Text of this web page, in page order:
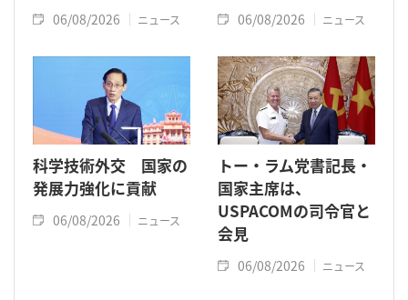
06/08/2026 ニュース 06/08/2026 ニュース
科学技術外交 国家の
発展力強化に貢献
06/08/2026 ニュース
トー・ラム党書記長・
国家主席は、
USPACOMの司令官と
会見
06/08/2026 ニュース